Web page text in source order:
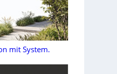
mit System.